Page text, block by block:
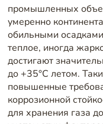
промышленных
умеренно
обильными
теплое, иногда
достигают
до +35°C летом.
повышенные
коррозионной
для хранения газа